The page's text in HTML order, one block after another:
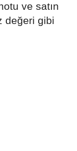
ve satın
değeri gibi